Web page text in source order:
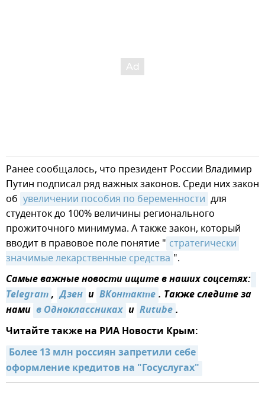
Ранее сообщалось, что президент России Владимир
Путин подписал ряд важных законов. Среди них закон
об увеличении пособия по беременности для
студенток до 100% величины регионального
прожиточного минимума. А также закон, который
вводит в правовое поле понятие " стратегически
значимые лекарственные средства ".
Самые важные новости ищите в наших соцсетях:
Telegram, Дзен и ВКонтакте. Также следите за
нами в Одноклассниках и Rutube.
Читайте также на РИА Новости Крым:
Более 13 млн россиян запретили себе
оформление кредитов на "Госуслугах"